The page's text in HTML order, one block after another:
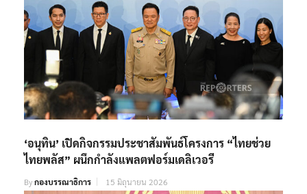
‘อนุทิน’ เปิดกิจกรรมประชาสัมพันธ์โครงการ “ไทยช่วย
ไทยพลัส” ผนึกกำลังแพลตฟอร์มเดลิเวอรี
Byกองบรรณาธิการ 15 มิถุนายน 2026